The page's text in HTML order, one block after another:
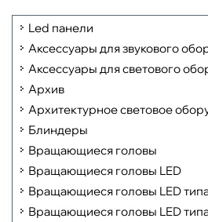
Led панели
Аксессуары для звукового
Аксессуары для светового
Архив
Архитектурное световое
Блиндеры
Вращающиеся головы
Вращающиеся головы LED
Вращающиеся головы LED
Вращающиеся головы LED